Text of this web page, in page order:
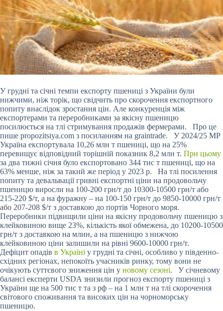
У грудні та січні темпи експорту пшениці з України були
нижчими, ніж торік, що свідчить про скорочення експортного
попиту внаслідок зростання цін. Але конкуренція між
експортерами та переробниками за якісну пшеницю
посилюється на тлі стримування продажів фермерами. Про це
пише propozitsiya.com з посиланням на graintrade. У 2024/25 МР
Україна експортувала 10,26 млн т пшениці, що на 25%
перевищує відповідний торішній показник 8,2 млн т. При цьому
за два тижні січня було експортовано 344 тис т пшениці, що на
63% менше, ніж за такий же період у 2023 р. На тлі посилення
попиту та девальвації гривні експортні ціни на продовольчу
пшеницю виросли на 100-200 грн/т до 10300-10500 грн/т або
215-220 $/т, а на фуражну – на 100-150 грн/т до 9850-10000 грн/т
або 207-208 $/т з доставкою до портів Чорного моря.
Переробники підвищили ціни на якісну продовольчу пшеницю з
клейковиною вище 23%, кількість якої обмежена, до 10200-10500
грн/т з доставкою на млин, а на пшеницю з нижчою
клейковиною ціни залишили на рівні 9600-10000 грн/т.
Дефіцит опадів в Україні у грудні та січні, особливо у південно-
східних регіонах, непокоїть учасників ринку, тому вони не
очікують суттєвого зниження цін у новому сезоні. У січневому
балансі експерти USDA знизили прогноз експорту пшениці з
України ще на 500 тис т та з рф – на 1 млн т на тлі скорочення
світового споживання та високих цін на чорноморську
пшеницю.